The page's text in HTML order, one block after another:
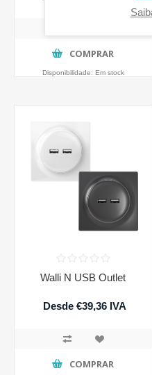
COMPRAR
Disponibilidade: Em stock
Walli N USB Outlet
Desde €39,36 IVA
COMPRAR